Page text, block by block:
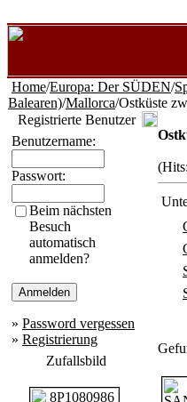
Home/Europa: Der SÜDEN/
Balearen)/Mallorca/Ostküste
Registrierte Benutzer
Benutzername:
Passwort:
Beim nächsten
Besuch
automatisch
anmelden?
» Password vergessen
» Registrierung
Zufallsbild